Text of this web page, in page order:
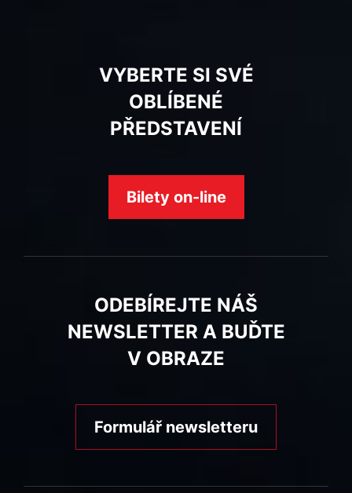
VYBERTE SI SVÉ
OBLÍBENÉ
PŘEDSTAVENÍ
Bilety on-line
ODEBÍREJTE NÁŠ
NEWSLETTER A BUĎTE
V OBRAZE
Formulář newsletteru